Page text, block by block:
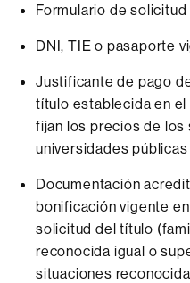
Formulario de
DNI, TIE o pasaporte
Justificante de pago
título establecida en
fijan los precios de
universidades
Documentación
bonificación vigente
solicitud del título
reconocida igual o
situaciones